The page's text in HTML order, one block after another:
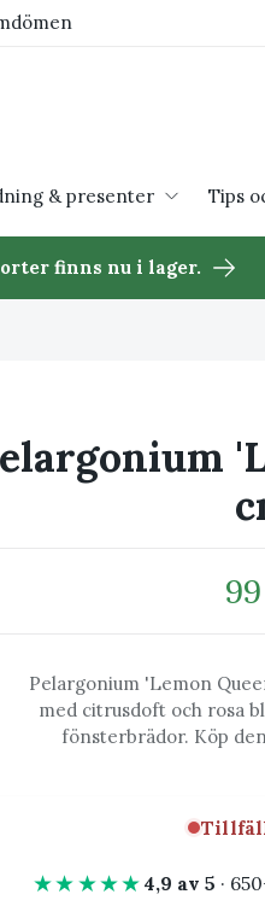
& presenter Tips
finns nu i lager.
Pelargonium 'Lemon
med citrusdoft och rosa
fönsterbrädor. Köp
★★★★★ 4,9 av 5 ·